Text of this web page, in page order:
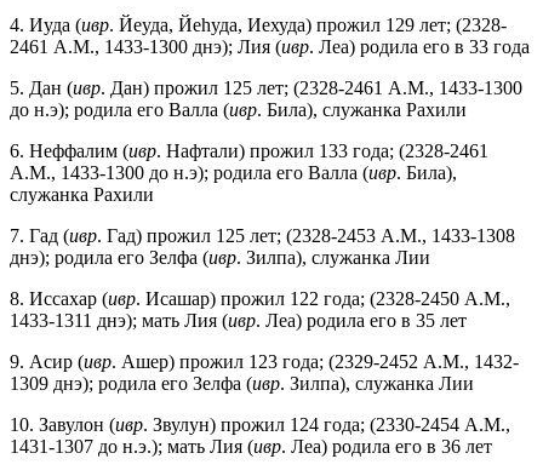
4. Иуда (ивр. Йеуда, Йеhуда, Иехуда) прожил 129 лет; (2328-
2461 A.M., 1433-1300 днэ); Лия (ивр. Леа) родила его в 33 года
5. Дан (ивр. Дан) прожил 125 лет; (2328-2461 A.M., 1433-1300
до н.э); родила его Валла (ивр. Била), служанка Рахили
6. Неффалим (ивр. Нафтали) прожил 133 года; (2328-2461
A.M., 1433-1300 до н.э); родила его Валла (ивр. Била),
служанка Рахили
7. Гад (ивр. Гад) прожил 125 лет; (2328-2453 A.M., 1433-1308
днэ); родила его Зелфа (ивр. Зилпа), служанка Лии
8. Иссахар (ивр. Исашар) прожил 122 года; (2328-2450 A.M.,
1433-1311 днэ); мать Лия (ивр. Леа) родила его в 35 лет
9. Асир (ивр. Ашер) прожил 123 года; (2329-2452 A.M., 1432-
1309 днэ); родила его Зелфа (ивр. Зилпа), служанка Лии
10. Завулон (ивр. Звулун) прожил 124 года; (2330-2454 A.M.,
1431-1307 до н.э.); мать Лия (ивр. Леа) родила его в 36 лет